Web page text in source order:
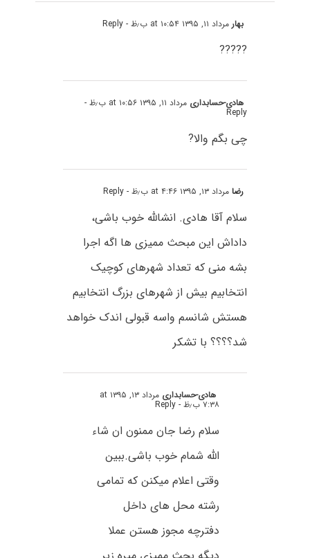
بهارمرداد ۱۱, ۱۳۹۵ at ۱۰:۵۴ ب٫ظ - Reply
?????
هادی-حسابداری مرداد ۱۱, ۱۳۹۵ at ۱۰:۵۶ ب٫ظ -
Reply
چی بگم والا?
رضامرداد ۱۳, ۱۳۹۵ at ۴:۴۶ ب٫ظ - Reply
سلام آقا هادی. انشالله خوب باشی،
داداش این مبحث ممیزی ها اگه اجرا
بشه منی که تعداد شهرهای کوچیک
انتخابیم بیش از شهرهای بزرگ انتخابیم
هستش شانسم واسه قبولی اندک خواهد
شد؟؟؟؟ با تشکر
هادی-حسابداری مرداد ۱۳, ۱۳۹۵ at
۷:۳۸ ب٫ظ - Reply
سلام رضا جان ممنون ان شاء
الله شمام خوب باشی.ببین
وقتی اعلام میکنن که تمامی
رشته محل های داخل
دفترچه مجوز هستن عملا